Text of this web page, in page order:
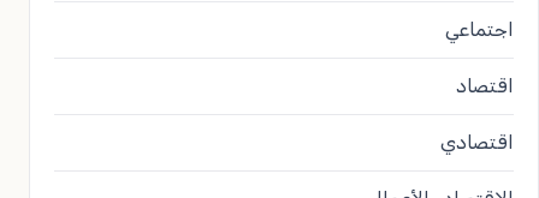
اجتماعي
اقتصاد
اقتصادي